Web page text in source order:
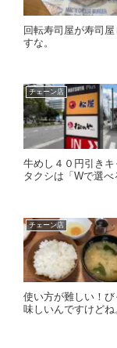
回転寿司屋が寿司
すな。
チェーン店
牛めし４０円引き
タクシは「Wで選べ
チェーン店
使い方が難しい！
味しいんですけどね